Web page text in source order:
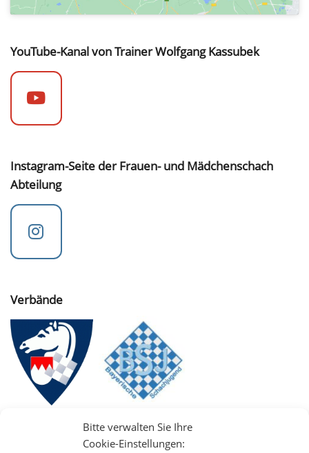
Bitte verwalten Sie Ihre
Cookie-Einstellungen:
YouTube-Kanal von Trainer Wolfgang Kassubek
Instagram-Seite der Frauen- und Mädchenschach
Abteilung
Verbände